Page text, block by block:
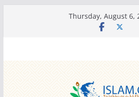
Thursday, August 6,